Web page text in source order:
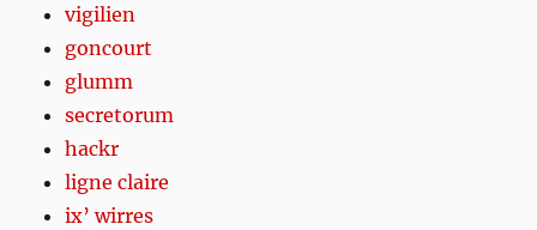
vigilien
goncourt
glumm
secretorum
hackr
ligne claire
ix’ wirres